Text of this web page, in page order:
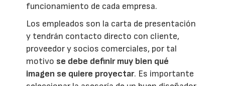
funcionamiento de cada empresa.
Los empleados son la carta de presentación
y tendrán contacto directo con cliente,
proveedor y socios comerciales, por tal
motivo se debe definir muy bien qué
imagen se quiere proyectar. Es importante